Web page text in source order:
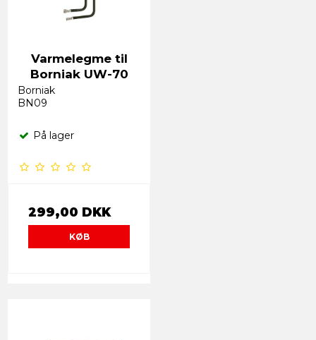
Varmelegme til
Borniak UW-70
Borniak
BN09
På lager
299,00 DKK
KØB